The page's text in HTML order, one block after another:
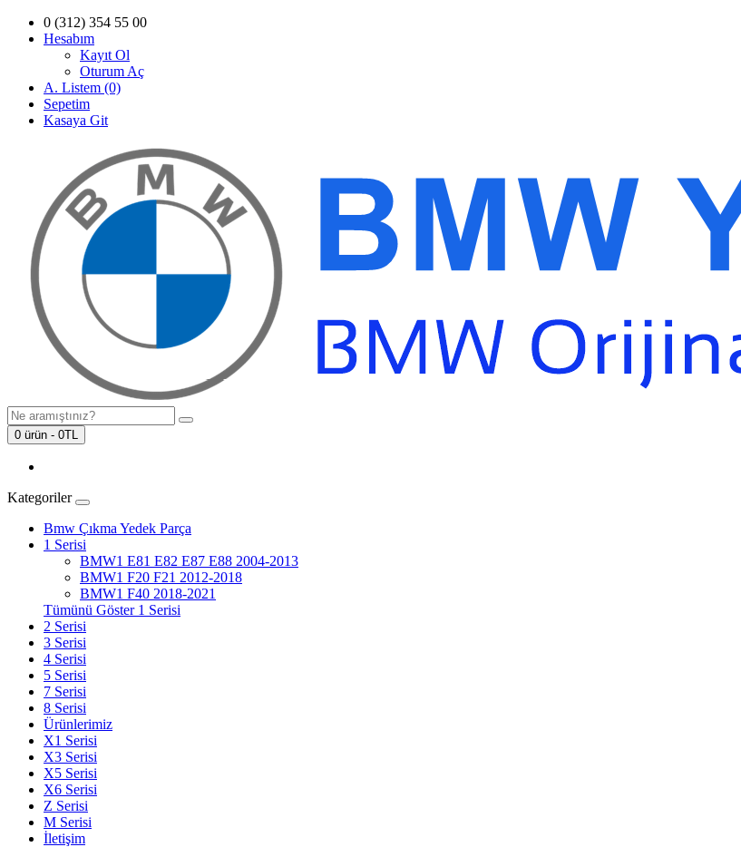
0 (312) 354 55 00
Hesabım
Kayıt Ol
Oturum Aç
A. Listem (0)
Sepetim
Kasaya Git
0 ürün - 0TL
Kategoriler
Bmw Çıkma Yedek Parça
1 Serisi
BMW1 E81 E82 E87 E88 2004-2013
BMW1 F20 F21 2012-2018
BMW1 F40 2018-2021
Tümünü Göster 1 Serisi
2 Serisi
3 Serisi
4 Serisi
5 Serisi
7 Serisi
8 Serisi
Ürünlerimiz
X1 Serisi
X3 Serisi
X5 Serisi
X6 Serisi
Z Serisi
M Serisi
İletişim